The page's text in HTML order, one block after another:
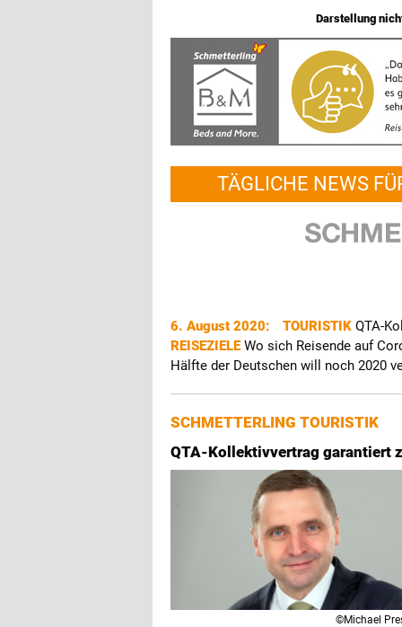
Darstellung
TÄGLICHE NEWS
6. August 2020: TOURISTIK QTA-
REISEZIELEWo sich Reisende auf
Hälfte der Deutschen will noch 2020
SCHMETTERLING TOURISTIK
QTA-Kollektivvertrag garantiert
©Michael